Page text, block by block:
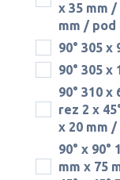
x 35 mm
mm / pod
90° 305 x
90° 305 x
90° 310 x
rez 2 x
x 20 mm
90° x 90°
mm x 75